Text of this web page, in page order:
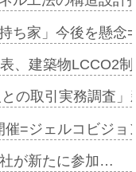
ち家」今後を懸
、建築物LCCO2
の取引実務調査
催=ジェルコビジ
が新たに参加…